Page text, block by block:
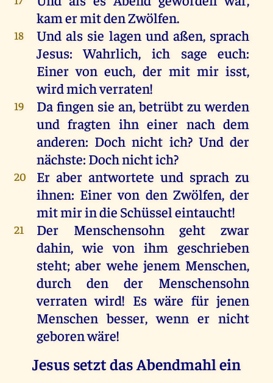
kamermitdenZwölfen.
18 Und als sie lagen und aßen, sprach
Jesus:Wahrlich, ich sage euch:
Einer von euch, der mit mirisst,
wirdmichverraten!
19 Da fingen sie an,betrübt zu werden
und fragten ihn einer nach dem
anderen: Doch nicht ich? Und der
nächste: Dochnichtich?
20 Er aber antwortete und sprach zu
ihnen: Einer von den Zwölfen,der
mitmirindie Schüsseleintaucht!
21 Der Menschensohn geht
zwar
dahin,wie von ihm geschrieben
steht;aber wehe jenem Menschen,
durch
den der
Menschensohn
verraten wird! Es wäre für jenen
Menschen besser,wenn er nicht
geborenwäre!
Jesus setzt das Abendmahl ein